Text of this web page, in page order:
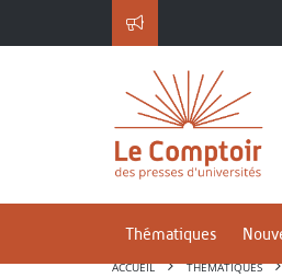
Thématiques
ACCUEIL THÉMATIQUES